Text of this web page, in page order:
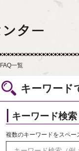
FAQ一覧
キーワード
キーワード検索
複数のキーワードをスペー